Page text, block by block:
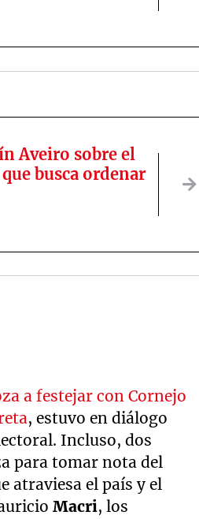
Aveiro sobre el
busca ordenar
a festejar con Cornejo
, estuvo en diálogo
Incluso, dos
para tomar nota del
atraviesa el país y el
Macri, los